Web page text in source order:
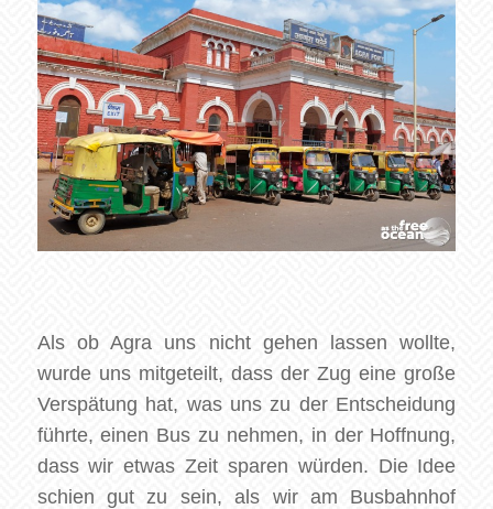
Als ob Agra uns nicht gehen lassen wollte,
wurde uns mitgeteilt, dass der Zug eine große
Verspätung hat, was uns zu der Entscheidung
führte, einen Bus zu nehmen, in der Hoffnung,
dass wir etwas Zeit sparen würden. Die Idee
schien gut zu sein, als wir am Busbahnhof